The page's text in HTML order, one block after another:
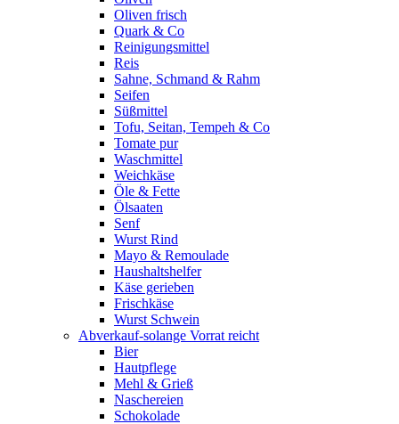
Oliven frisch
Quark & Co
Reinigungsmittel
Reis
Sahne, Schmand & Rahm
Seifen
Süßmittel
Tofu, Seitan, Tempeh & Co
Tomate pur
Waschmittel
Weichkäse
Öle & Fette
Ölsaaten
Senf
Wurst Rind
Mayo & Remoulade
Haushaltshelfer
Käse gerieben
Frischkäse
Wurst Schwein
Abverkauf-solange Vorrat reicht
Bier
Hautpflege
Mehl & Grieß
Naschereien
Schokolade